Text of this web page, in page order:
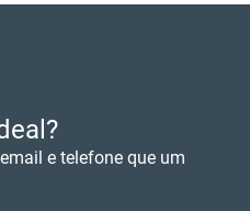
e telefone que um